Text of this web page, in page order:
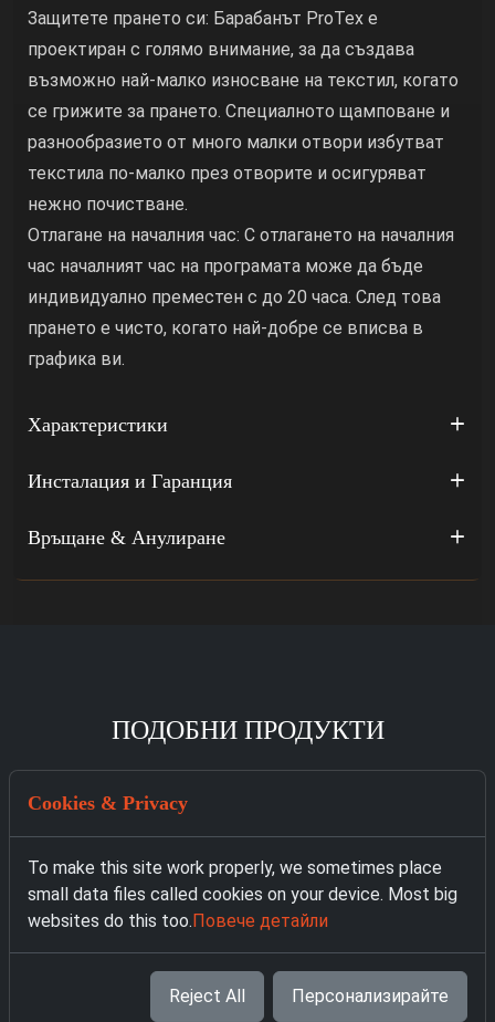
Защитете прането си: Барабанът ProTex е
проектиран с голямо внимание, за да създава
възможно най-малко износване на текстил, когато
се грижите за прането. Специалното щамповане и
разнообразието от много малки отвори избутват
текстила по-малко през отворите и осигуряват
нежно почистване.
Отлагане на началния час: С отлагането на началния
час началният час на програмата може да бъде
индивидуално преместен с до 20 часа. След това
прането е чисто, когато най-добре се вписва в
графика ви.
Характеристики
Инсталация и Гаранция
Връщане & Анулиране
ПОДОБНИ ПРОДУКТИ
Cookies & Privacy
To make this site work properly, we sometimes place
small data files called cookies on your device. Most big
websites do this too.Повече детайли
Reject All Персонализирайте